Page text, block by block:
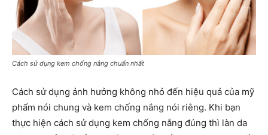
Cách sử dụng kem chống nắng chuẩn nhất
Cách sử dụng ảnh hưởng không nhỏ đến hiệu quả của mỹ
phẩm nói chung và kem chống nắng nói riêng. Khi bạn
thực hiện cách sử dụng kem chống nắng đúng thì làn da